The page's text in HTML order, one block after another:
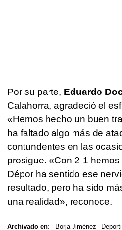
Por su parte, Eduardo
Calahorra, agradeció el
«Hemos hecho un buen
ha faltado algo más de
contundentes en las
prosigue. «Con 2-1
Dépor ha sentido ese
resultado, pero ha sido
una realidad», reconoce.
Archivado en: Borja Jiménez